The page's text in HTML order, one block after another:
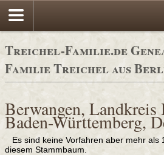
Treichel-Familie.de
Familie Treichel aus
Berwangen,
Baden-Württemberg,
Es sind keine Vorfahren aber mehr als
diesem Stammbaum.